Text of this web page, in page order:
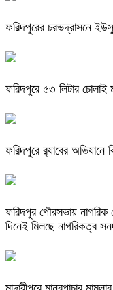
ফরিদপুরের চরভদ্রাসনে
ফরিদপুরে ৫৩ লিটার
ফরিদপুরে র‌্যাবের অভিযানে
ফরিদপুর পৌরসভায়
দিনেই মিলছে নাগরিকত্ব